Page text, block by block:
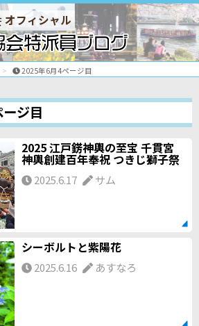
オフィシャル
2025年6月4ページ目
ジ目
2025 江戸錺神輿の至宝 千貫宮
神輿創建百年奉祝 つきじ獅子祭
2025.6.17 サム
シーボルトと紫陽花
2025.6.16 あすなろ